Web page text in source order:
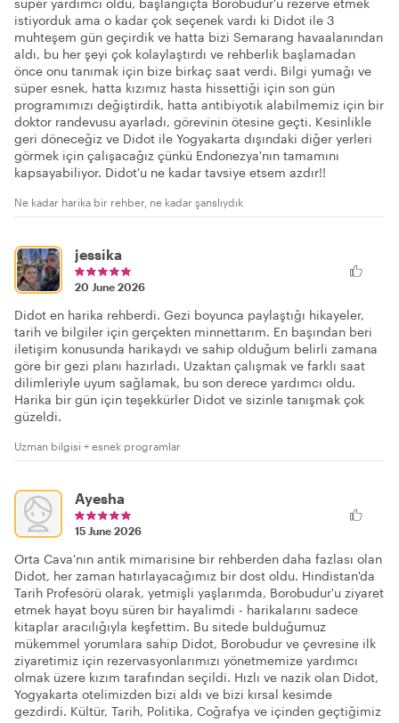
süper yardımcı oldu, başlangıçta Borobudur'u rezerve etmek
istiyorduk ama o kadar çok seçenek vardı ki Didot ile 3
muhteşem gün geçirdik ve hatta bizi Semarang havaalanından
aldı, bu her şeyi çok kolaylaştırdı ve rehberlik başlamadan
önce onu tanımak için bize birkaç saat verdi. Bilgi yumağı ve
süper esnek, hatta kızımız hasta hissettiği için son gün
programımızı değiştirdik, hatta antibiyotik alabilmemiz için bir
doktor randevusu ayarladı, görevinin ötesine geçti. Kesinlikle
geri döneceğiz ve Didot ile Yogyakarta dışındaki diğer yerleri
görmek için çalışacağız çünkü Endonezya'nın tamamını
kapsayabiliyor. Didot'u ne kadar tavsiye etsem azdır!!
Ne kadar harika bir rehber, ne kadar şanslıydık
jessika
20 June 2026
Didot en harika rehberdi. Gezi boyunca paylaştığı hikayeler,
tarih ve bilgiler için gerçekten minnettarım. En başından beri
iletişim konusunda harikaydı ve sahip olduğum belirli zamana
göre bir gezi planı hazırladı. Uzaktan çalışmak ve farklı saat
dilimleriyle uyum sağlamak, bu son derece yardımcı oldu.
Harika bir gün için teşekkürler Didot ve sizinle tanışmak çok
güzeldi.
Uzman bilgisi + esnek programlar
Ayesha
15 June 2026
Orta Cava'nın antik mimarisine bir rehberden daha fazlası olan
Didot, her zaman hatırlayacağımız bir dost oldu. Hindistan'da
Tarih Profesörü olarak, yetmişli yaşlarımda, Borobudur'u ziyaret
etmek hayat boyu süren bir hayalimdi - harikalarını sadece
kitaplar aracılığıyla keşfettim. Bu sitede bulduğumuz
mükemmel yorumlara sahip Didot, Borobudur ve çevresine ilk
ziyaretimiz için rezervasyonlarımızı yönetmemize yardımcı
olmak üzere kızım tarafından seçildi. Hızlı ve nazik olan Didot,
Yogyakarta otelimizden bizi aldı ve bizi kırsal kesimde
gezdirdi. Kültür, Tarih, Politika, Coğrafya ve içinden geçtiğimiz